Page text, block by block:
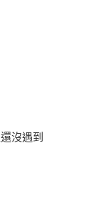
沒遇到